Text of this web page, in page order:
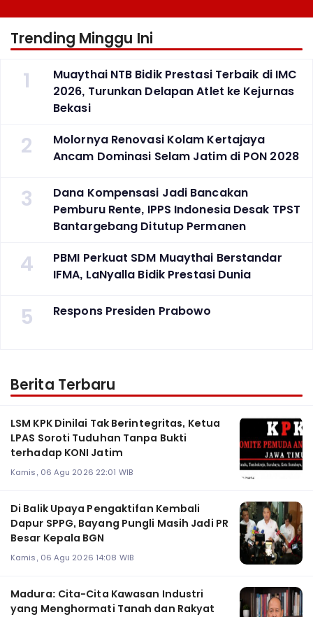
Trending Minggu Ini
1
Muaythai NTB Bidik Prestasi Terbaik di IMC
2026, Turunkan Delapan Atlet ke Kejurnas
Bekasi
2
Molornya Renovasi Kolam Kertajaya
Ancam Dominasi Selam Jatim di PON 2028
3
Dana Kompensasi Jadi Bancakan
Pemburu Rente, IPPS Indonesia Desak TPST
Bantargebang Ditutup Permanen
4
PBMI Perkuat SDM Muaythai Berstandar
IFMA, LaNyalla Bidik Prestasi Dunia
5 Respons Presiden Prabowo
Berita Terbaru
LSM KPK Dinilai Tak Berintegritas, Ketua
LPAS Soroti Tuduhan Tanpa Bukti
terhadap KONI Jatim
Kamis, 06 Agu 2026 22:01 WIB
Di Balik Upaya Pengaktifan Kembali
Dapur SPPG, Bayang Pungli Masih Jadi PR
Besar Kepala BGN
Kamis, 06 Agu 2026 14:08 WIB
Madura: Cita-Cita Kawasan Industri
yang Menghormati Tanah dan Rakyat